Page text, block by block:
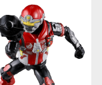
アンパンマン
ポケモンスケールワ
ールド